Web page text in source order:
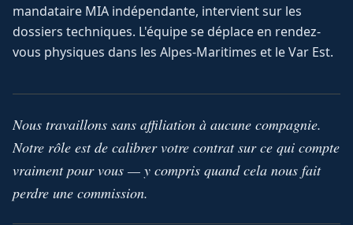
mandataire MIA indépendante, intervient sur les
dossiers techniques. L'équipe se déplace en rendez-
vous physiques dans les Alpes-Maritimes et le Var Est.
Nous travaillons sans affiliation à aucune compagnie.
Notre rôle est de calibrer votre contrat sur ce qui compte
vraiment pour vous — y compris quand cela nous fait
perdre une commission.